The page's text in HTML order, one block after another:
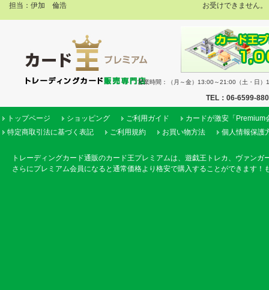
担当：伊加 倫浩
お受けできません。
営業時間：（月～金）13:00～21:00（土・日
TEL：06-6599-
トップページ ショッピング ご利用ガイド
カードが激安「Premium
特定商取引法に基づく表記
ご利用規約 お買い物方法 個人情報保護
トレーディングカード通販のカード王プレミアムは、遊戯王トレカ、ヴァン
さらにプレミアム会員になると通常価格より格安で購入することができます